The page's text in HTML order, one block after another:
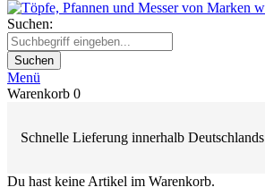
Suchen:
Suchen
Menü
Warenkorb 0
Schnelle Lieferung innerhalb Deutschlands
Du hast keine Artikel im Warenkorb.